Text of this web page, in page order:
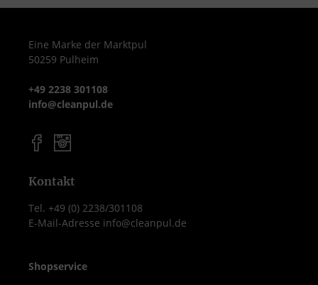
mit etolit Reinigern
Eine Marke der Marktpul
50259 Pulheim
+49 2238 301108
info@cleanpul.de
Kontakt
Tel. +49 (0) 2238/301108
E-Mail-Adresse info@cleanpul.de
Shopservice